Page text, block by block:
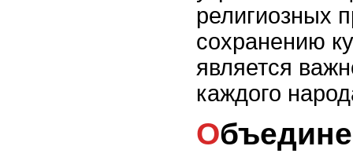
религиозных
сохранению
является
каждого